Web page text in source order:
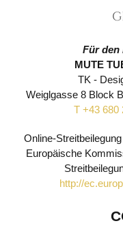
Für den
MUTE
TK -
Weiglgasse 8 Block
T +43 680
Online-
Europäische
http://